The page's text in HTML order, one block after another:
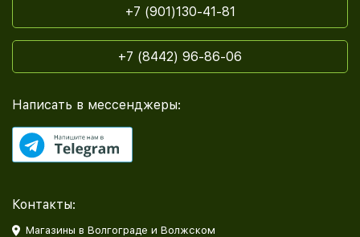
+7 (901)130-41-81
+7 (8442) 96-86-06
Написать в мессенджеры:
Контакты:
Магазины в Волгограде и Волжском